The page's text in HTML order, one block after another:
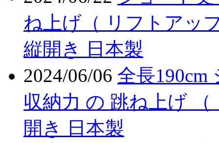
ね上げ（ リフトアッ
縦開き 日本製
2024/06/06 全長190cm
収納力 の 跳ね上げ
開き 日本製